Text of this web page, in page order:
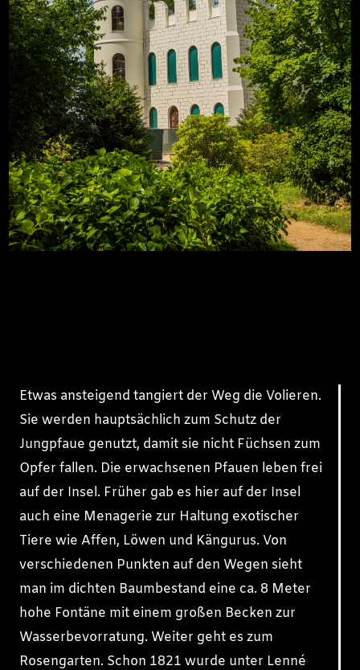
Etwas ansteigend tangiert der Weg die Volieren.
Sie werden hauptsächlich zum Schutz der
Jungpfaue genutzt, damit sie nicht Füchsen zum
Opfer fallen. Die erwachsenen Pfauen leben frei
auf der Insel. Früher gab es hier auf der Insel
auch eine Menagerie zur Haltung exotischer
Tiere wie Affen, Löwen und Kängurus. Von
verschiedenen Punkten auf den Wegen sieht
man im dichten Baumbestand eine ca. 8 Meter
hohe Fontäne mit einem großen Becken zur
Wasserbevorratung. Weiter geht es zum
Rosengarten. Schon 1821 wurde unter Lenné